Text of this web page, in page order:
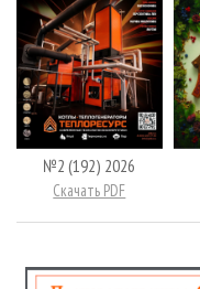
№2 (192) 2026
Скачать PDF